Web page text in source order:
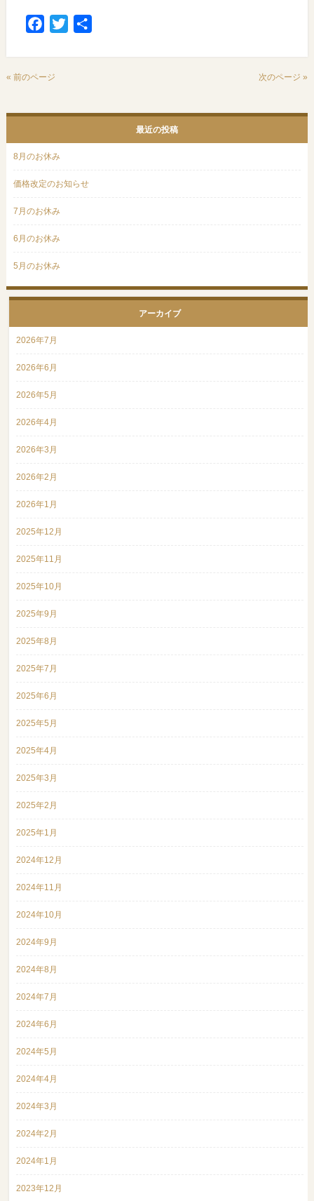
Facebook
Twitter
« 前のページ 次のページ »
最近の投稿
8月のお休み
価格改定のお知らせ
7月のお休み
6月のお休み
5月のお休み
アーカイブ
2026年7月
2026年6月
2026年5月
2026年4月
2026年3月
2026年2月
2026年1月
2025年12月
2025年11月
2025年10月
2025年9月
2025年8月
2025年7月
2025年6月
2025年5月
2025年4月
2025年3月
2025年2月
2025年1月
2024年12月
2024年11月
2024年10月
2024年9月
2024年8月
2024年7月
2024年6月
2024年5月
2024年4月
2024年3月
2024年2月
2024年1月
2023年12月